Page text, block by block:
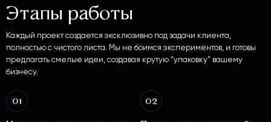
Этапы работы
Каждый проект создается эксклюзивно под задачи клиента,
полностью с чистого листа. Мы не боимся экспериментов, и готовы
предлагать смелые идеи, создавая крутую “упаковку” вашему
бизнесу.
01 02